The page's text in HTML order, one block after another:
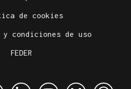
de cookies
condiciones de uso
FEDER